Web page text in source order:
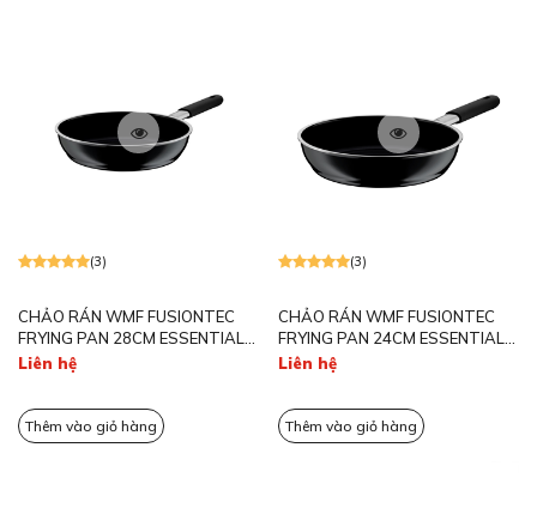
(3)
CHẢO RÁN WMF FUSIONTEC
FRYING PAN 28CM ESSENTIAL
BLACK 0517795290
Liên hệ
Thêm vào giỏ hàng
(3)
CHẢO RÁN WMF FUSIONTEC
FRYING PAN 24CM ESSENTIAL
BLACK 0517785290
Liên hệ
Thêm vào giỏ hàng